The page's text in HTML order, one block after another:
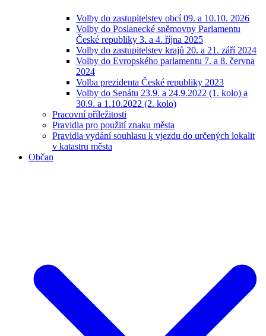
Volby do zastupitelstev obcí 09. a 10.10. 2026
Volby do Poslanecké sněmovny Parlamentu
České republiky 3. a 4. října 2025
Volby do zastupitelstev krajů 20. a 21. září 2024
Volby do Evropského parlamentu 7. a 8. června
2024
Volba prezidenta České republiky 2023
Volby do Senátu 23.9. a 24.9.2022 (1. kolo) a
30.9. a 1.10.2022 (2. kolo)
Pracovní příležitosti
Pravidla pro použití znaku města
Pravidla vydání souhlasu k vjezdu do určených lokalit
v katastru města
Občan